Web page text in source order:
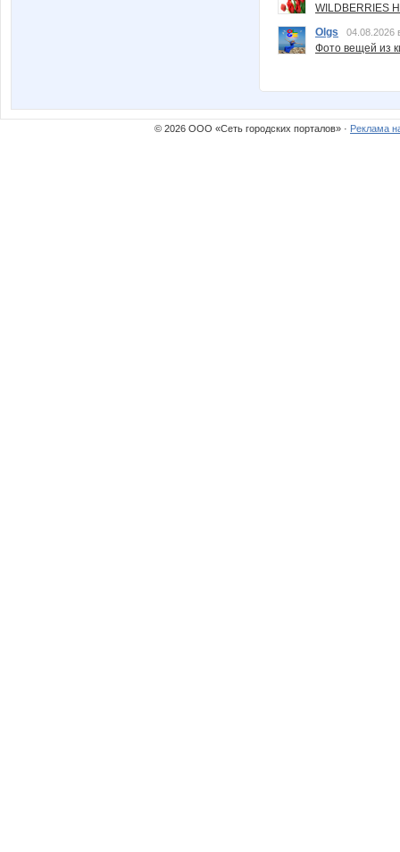
Olgs
04.08.2026
Фото вещей из
© 2026 ООО «Сеть городских порталов» · Реклама